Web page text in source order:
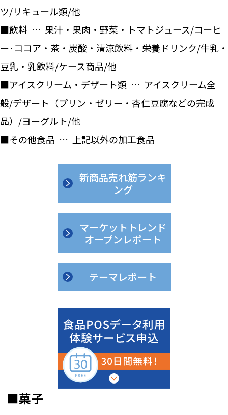
ツ/リキュール類/他
■飲料 … 果汁・果肉・野菜・トマトジュース/コーヒ
ー･ココア・茶・炭酸・清涼飲料・栄養ドリンク/牛乳・
豆乳・乳飲料/ケース商品/他
■アイスクリーム・デザート類 … アイスクリーム全
般/デザート（プリン・ゼリー・杏仁豆腐などの完成
品）/ヨーグルト/他
■その他食品 … 上記以外の加工食品
新商品売れ筋ランキ
ング
マーケットトレンド
オープンレポート
テーマレポート
■菓子